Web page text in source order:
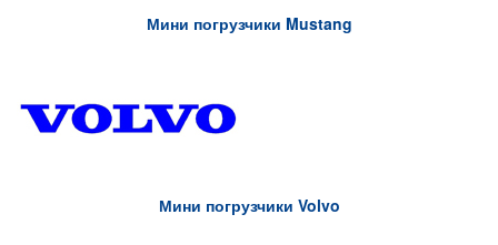
Мини погрузчики Mustang
Мини погрузчики Volvo